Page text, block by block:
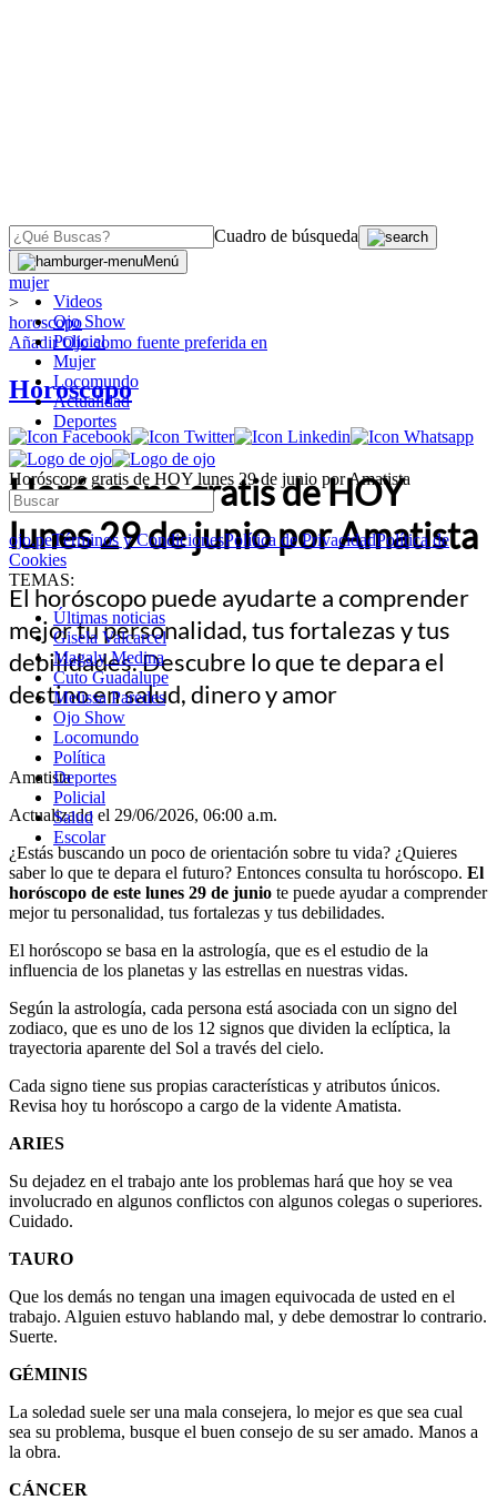
Cuadro de búsqueda
Menú
Videos
Ojo Show
Policial
Mujer
Locomundo
Actualidad
Deportes
Horóscopo gratis de HOY lunes 29 de junio por Amatista
ojo.peTérminos y CondicionesPolítica de PrivacidadPolítica de
Cookies
TEMAS:
Últimas noticias
Gisela Valcarcel
Magaly Medina
Cuto Guadalupe
Melissa Paredes
Ojo Show
Locomundo
Política
Deportes
Policial
Salud
Escolar
OJO
mujer
>
horoscopo
AñadirOjocomo fuente preferida en
Horoscopo
Horóscopo gratis de HOY
lunes 29 de junio por Amatista
El horóscopo puede ayudarte a comprender
mejor tu personalidad, tus fortalezas y tus
debilidades. Descubre lo que te depara el
destino en salud, dinero y amor
Amatista
Actualizado el 29/06/2026, 06:00 a.m.
¿Estás buscando un poco de orientación sobre tu vida? ¿Quieres
saber lo que te depara el futuro? Entonces consulta tu horóscopo. El
horóscopo de este lunes 29 de junio te puede ayudar a comprender
mejor tu personalidad, tus fortalezas y tus debilidades.
El horóscopo se basa en la astrología, que es el estudio de la
influencia de los planetas y las estrellas en nuestras vidas.
Según la astrología, cada persona está asociada con un signo del
zodiaco, que es uno de los 12 signos que dividen la eclíptica, la
trayectoria aparente del Sol a través del cielo.
Cada signo tiene sus propias características y atributos únicos.
Revisa hoy tu horóscopo a cargo de la vidente Amatista.
ARIES
Su dejadez en el trabajo ante los problemas hará que hoy se vea
involucrado en algunos conflictos con algunos colegas o superiores.
Cuidado.
TAURO
Que los demás no tengan una imagen equivocada de usted en el
trabajo. Alguien estuvo hablando mal, y debe demostrar lo contrario.
Suerte.
GÉMINIS
La soledad suele ser una mala consejera, lo mejor es que sea cual
sea su problema, busque el buen consejo de su ser amado. Manos a
la obra.
CÁNCER